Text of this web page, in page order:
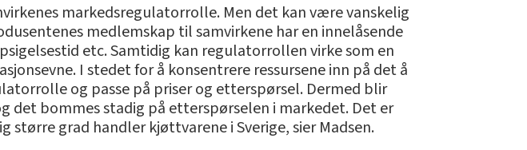
markedsregulatorrolle. Men det kan være vanskelig
medlemskap til samvirkene har en innelåsende
etc. Samtidig kan regulatorrollen virke som en
I stedet for å konsentrere ressursene inn på det å
og passe på priser og etterspørsel. Dermed blir
det bommes stadig på etterspørselen i markedet. Det er
grad handler kjøttvarene i Sverige, sier Madsen.